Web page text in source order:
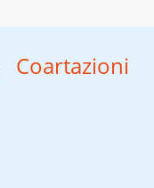
Coartazioni